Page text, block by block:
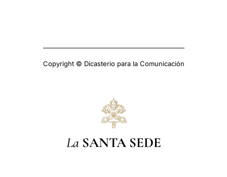
Copyright © Dicasterio para la Comunicación
La SANTA SEDE